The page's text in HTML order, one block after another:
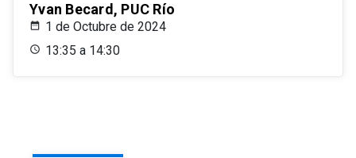
Yvan Becard, PUC Río
1 de Octubre de 2024
13:35 a 14:30